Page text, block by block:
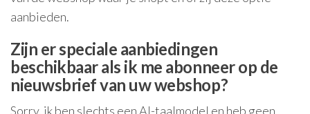
aanbieden.
Zijn er speciale aanbiedingen
beschikbaar als ik me abonneer op de
nieuwsbrief van uw webshop?
Sorry, ik ben slechts een AI-taalmodel en heb geen